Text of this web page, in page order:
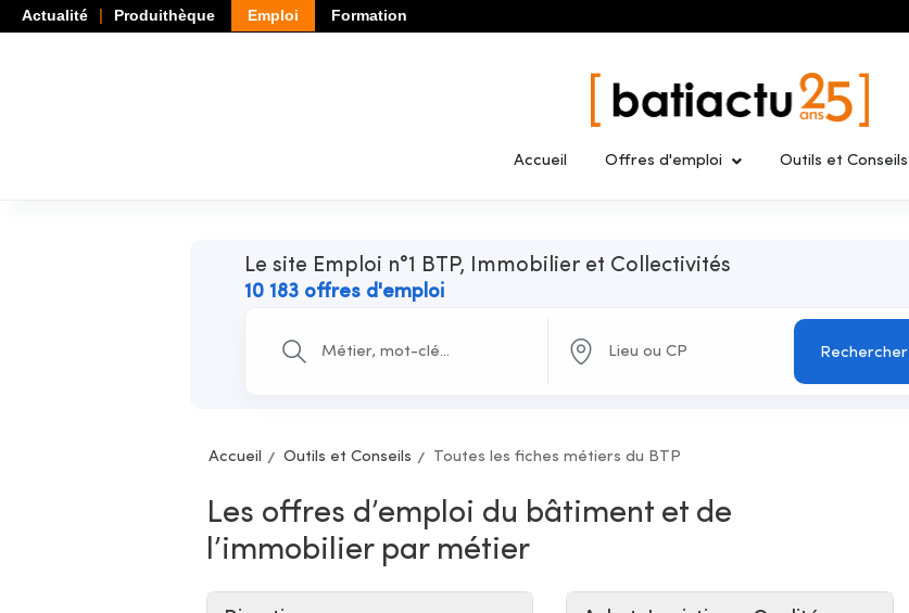
Actualité Produithèque Emploi Formation
Accueil Offres d'emploi Outils et Conseils
Le site Emploi n°1 BTP, Immobilier et Collectivités
10 183 offres d'emploi
Rechercher
Accueil Outils et Conseils Toutes les fiches métiers du BTP
Les offres d’emploi du bâtiment et de
l’immobilier par métier